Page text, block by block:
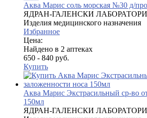
Аква Марис соль морская №30 д/
ЯДРАН-ГАЛЕНСКИ
Изделия медицинского назначения
Избранное
Цена:
Найдено в 2 аптеках
650 - 840 руб.
Купить
Аква Марис Экстрасильный ср-во
150мл
ЯДРАН-ГАЛЕНСКИ